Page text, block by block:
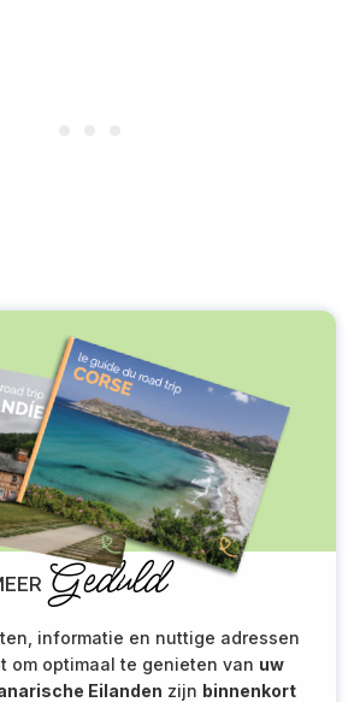
Geduld
informatie en nuttige adressen
om optimaal te genieten van uw
Eilanden zijn binnenkort